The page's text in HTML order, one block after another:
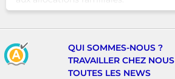
Parmi eux, 128.222
montant de base de leurs all
QUI SOMMES-NOUS ?
TRAVAILLER CHEZ NOUS
TOUTES LES NEWS